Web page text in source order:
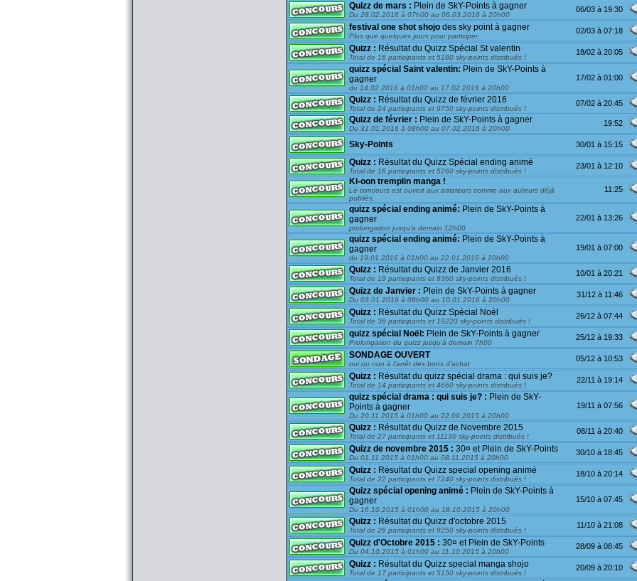
Quizz de mars : Plein de SkY-Points à gagner
Du 28.02.2016 à 07h00 au 06.03.2016 à 20h00
06/03 à 19:30
festival one shot shojo des sky point à gagner
Plus que quelques jours pour participer.
02/03 à 07:18
Quizz : Résultat du Quizz Spécial St valentin
Total de 16 participants et 5180 sky-points distribués !
18/02 à 20:05
quizz spécial Saint valentin: Plein de SkY-Points à
gagner
du 14.02.2016 à 01h00 au 17.02.2016 à 20h00
17/02 à 01:00
Quizz : Résultat du Quizz de février 2016
Total de 24 participants et 9750 sky-points distribués !
07/02 à 20:45
Quizz de février : Plein de SkY-Points à gagner
Du 31.01.2016 à 08h00 au 07.02.2016 à 20h00
19:52
Sky-Points 30/01 à 15:15
Quizz : Résultat du Quizz Spécial ending animé
Total de 16 participants et 5260 sky-points distribués !
23/01 à 12:10
Ki-oon tremplin manga !
Le concours est ouvert aux amateurs comme aux auteurs déjà
publiés.
11:25
quizz spécial ending animé: Plein de SkY-Points à
gagner
prolongation jusqu'a demain 12h00
22/01 à 13:26
quizz spécial ending animé: Plein de SkY-Points à
gagner
du 19.01.2016 à 01h00 au 22.01.2016 à 20h00
19/01 à 07:00
Quizz : Résultat du Quizz de Janvier 2016
Total de 19 participants et 8360 sky-points distribués !
10/01 à 20:21
Quizz de Janvier : Plein de SkY-Points à gagner
Du 03.01.2016 à 08h00 au 10.01.2016 à 20h00
31/12 à 11:46
Quizz : Résultat du Quizz Spécial Noël
Total de 36 participants et 19220 sky-points distribués !
26/12 à 07:44
quizz spécial Noël: Plein de SkY-Points à gagner
Prolongation du quizz jusqu'à demain 7h00
25/12 à 19:33
SONDAGE OUVERT
oui ou non à l'arrêt des bons d'achat
05/12 à 10:53
Quizz : Résultat du quizz spécial drama : qui suis je?
Total de 14 participants et 4660 sky-points distribués !
22/11 à 19:14
quizz spécial drama : qui suis je? : Plein de SkY-
Points à gagner
Du 20.11.2015 à 01h00 au 22.09.2015 à 20h00
19/11 à 07:56
Quizz : Résultat du Quizz de Novembre 2015
Total de 27 participants et 11130 sky-points distribués !
08/11 à 20:40
Quizz de novembre 2015 : 30¤ et Plein de SkY-Points
Du 01.11.2015 à 01h00 au 08.11.2015 à 20h00
30/10 à 18:45
Quizz : Résultat du Quizz special opening animé
Total de 22 participants et 7240 sky-points distribués !
18/10 à 20:14
Quizz spécial opening animé : Plein de SkY-Points à
gagner
Du 16.10.2015 à 01h00 au 18.10.2015 à 20h00
15/10 à 07:45
Quizz : Résultat du Quizz d'octobre 2015
Total de 26 participants et 9250 sky-points distribués !
11/10 à 21:08
Quizz d'Octobre 2015 : 30¤ et Plein de SkY-Points
Du 04.10.2015 à 01h00 au 11.10.2015 à 20h00
28/09 à 08:45
Quizz : Résultat du Quizz special manga shojo
Total de 17 participants et 5150 sky-points distribués !
20/09 à 20:10